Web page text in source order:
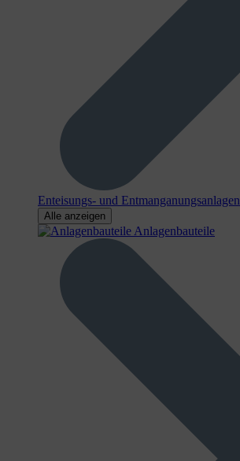
Enteisungs- und Entmanganungsanlagen
Alle anzeigen
Anlagenbauteile